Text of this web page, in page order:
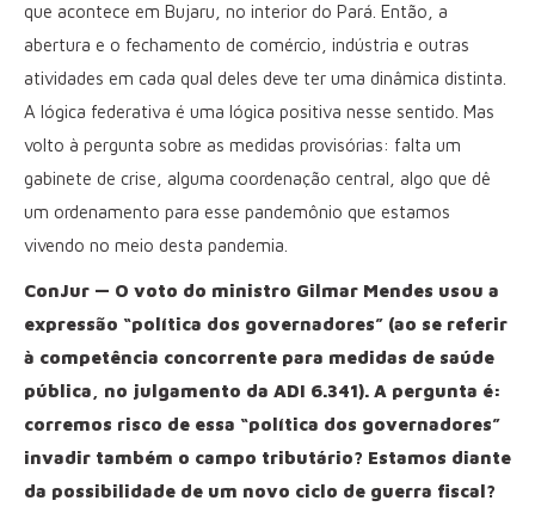
que acontece em Bujaru, no interior do Pará. Então, a
abertura e o fechamento de comércio, indústria e outras
atividades em cada qual deles deve ter uma dinâmica distinta.
A lógica federativa é uma lógica positiva nesse sentido. Mas
volto à pergunta sobre as medidas provisórias: falta um
gabinete de crise, alguma coordenação central, algo que dê
um ordenamento para esse pandemônio que estamos
vivendo no meio desta pandemia.
ConJur — O voto do ministro Gilmar Mendes usou a
expressão “política dos governadores” (ao se referir
à competência concorrente para medidas de saúde
pública, no julgamento da ADI 6.341). A pergunta é:
corremos risco de essa “política dos governadores”
invadir também o campo tributário? Estamos diante
da possibilidade de um novo ciclo de guerra fiscal?